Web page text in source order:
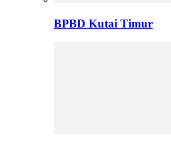
BPBD Kutai Timur